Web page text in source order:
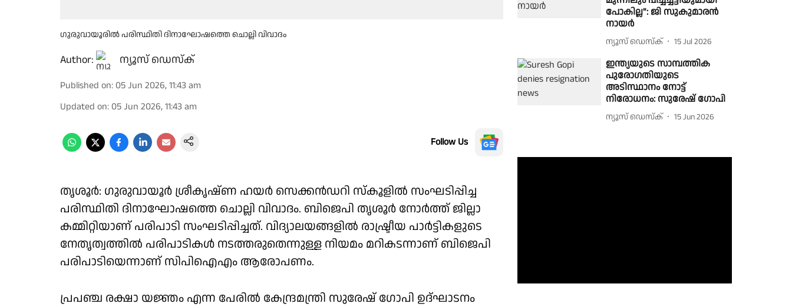
ഗുരുവായൂരിൽ പരിസ്ഥിതി ദിനാഘോഷത്തെ ചൊല്ലി വിവാദം
Author: ന്യൂസ് ഡെസ്ക്
Published on: 05 Jun 2026, 11:43 am
Updated on: 05 Jun 2026, 11:43 am
Follow Us
തൃശൂർ: ഗുരുവായൂർ ശ്രീകൃഷ്ണ ഹയർ സെക്കൻഡറി സ്കൂളിൽ സംഘടിപ്പിച്ച
പരിസ്ഥിതി ദിനാഘോഷത്തെ ചൊല്ലി വിവാദം. ബിജെപി തൃശൂർ നോർത്ത് ജില്ലാ
കമ്മിറ്റിയാണ് പരിപാടി സംഘടിപ്പിച്ചത്. വിദ്യാലയങ്ങളിൽ രാഷ്ട്രീയ പാർട്ടികളുടെ
നേതൃത്വത്തിൽ പരിപാടികൾ നടത്തരുതെന്നുള്ള നിയമം മറികടന്നാണ് ബിജെപി
പരിപാടിയെന്നാണ് സിപിഐഎം ആരോപണം.
പ്രപഞ്ച രക്ഷാ യജ്ഞം എന്ന പേരിൽ കേന്ദ്രമന്ത്രി സുരേഷ് ഗോപി ഉദ്ഘാടനം
പോകില്ല": ജി സുകുമാരൻ
നായർ
ന്യൂസ് ഡെസ്ക് 15 Jul 2026
ഇന്ത്യയുടെ സാമ്പത്തിക
പുരോഗതിയുടെ
അടിസ്ഥാനം നോട്ട്
നിരോധനം: സുരേഷ് ഗോപി
ന്യൂസ് ഡെസ്ക് 15 Jun 2026